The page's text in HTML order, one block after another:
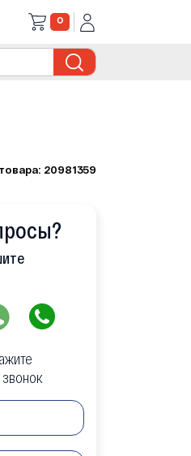
0
20981359